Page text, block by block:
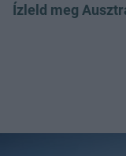
Ízleld meg